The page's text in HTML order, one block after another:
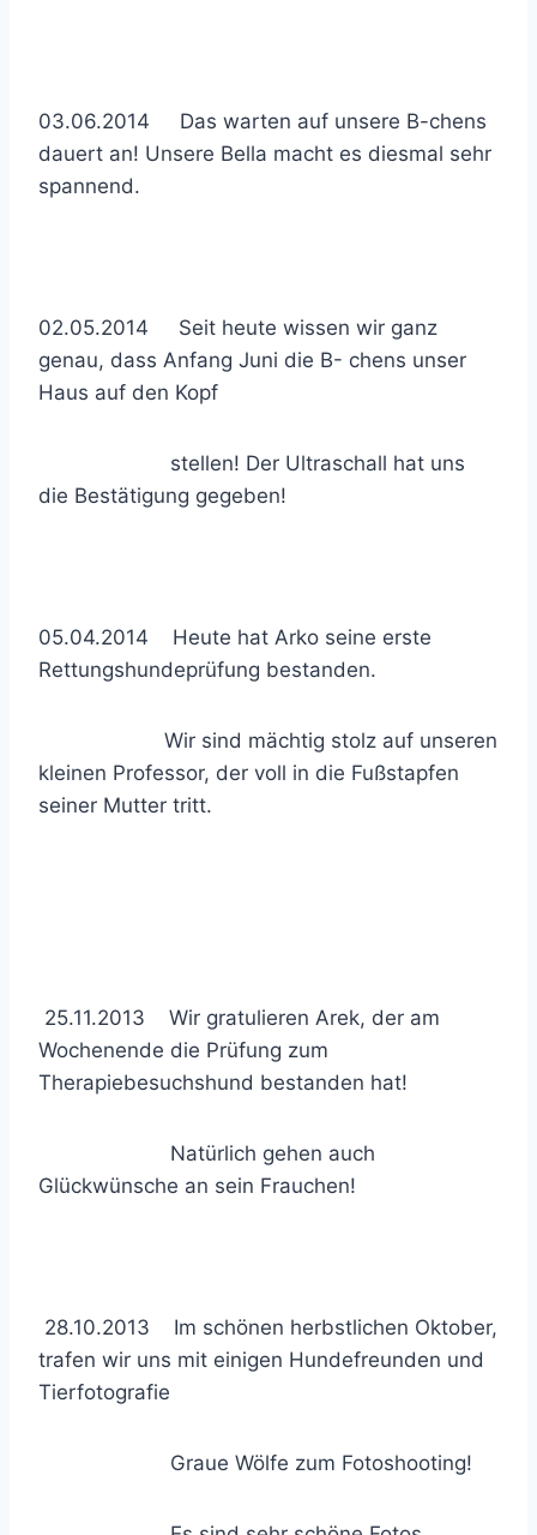
03.06.2014 Das warten auf unsere B-chens
dauert an! Unsere Bella macht es diesmal sehr
spannend.
02.05.2014 Seit heute wissen wir ganz
genau, dass Anfang Juni die B- chens unser
Haus auf den Kopf
stellen! Der Ultraschall hat uns
die Bestätigung gegeben!
05.04.2014 Heute hat Arko seine erste
Rettungshundeprüfung bestanden.
Wir sind mächtig stolz auf unseren
kleinen Professor, der voll in die Fußstapfen
seiner Mutter tritt.
25.11.2013 Wir gratulieren Arek, der am
Wochenende die Prüfung zum
Therapiebesuchshund bestanden hat!
Natürlich gehen auch
Glückwünsche an sein Frauchen!
28.10.2013 Im schönen herbstlichen Oktober,
trafen wir uns mit einigen Hundefreunden und
Tierfotografie
Graue Wölfe zum Fotoshooting!